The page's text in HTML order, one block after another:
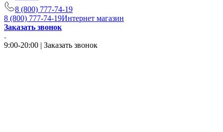
8 (800) 777-74-19
8 (800) 777-74-19Интернет магазин
Заказать звонок
9:00-20:00 | Заказать звонок